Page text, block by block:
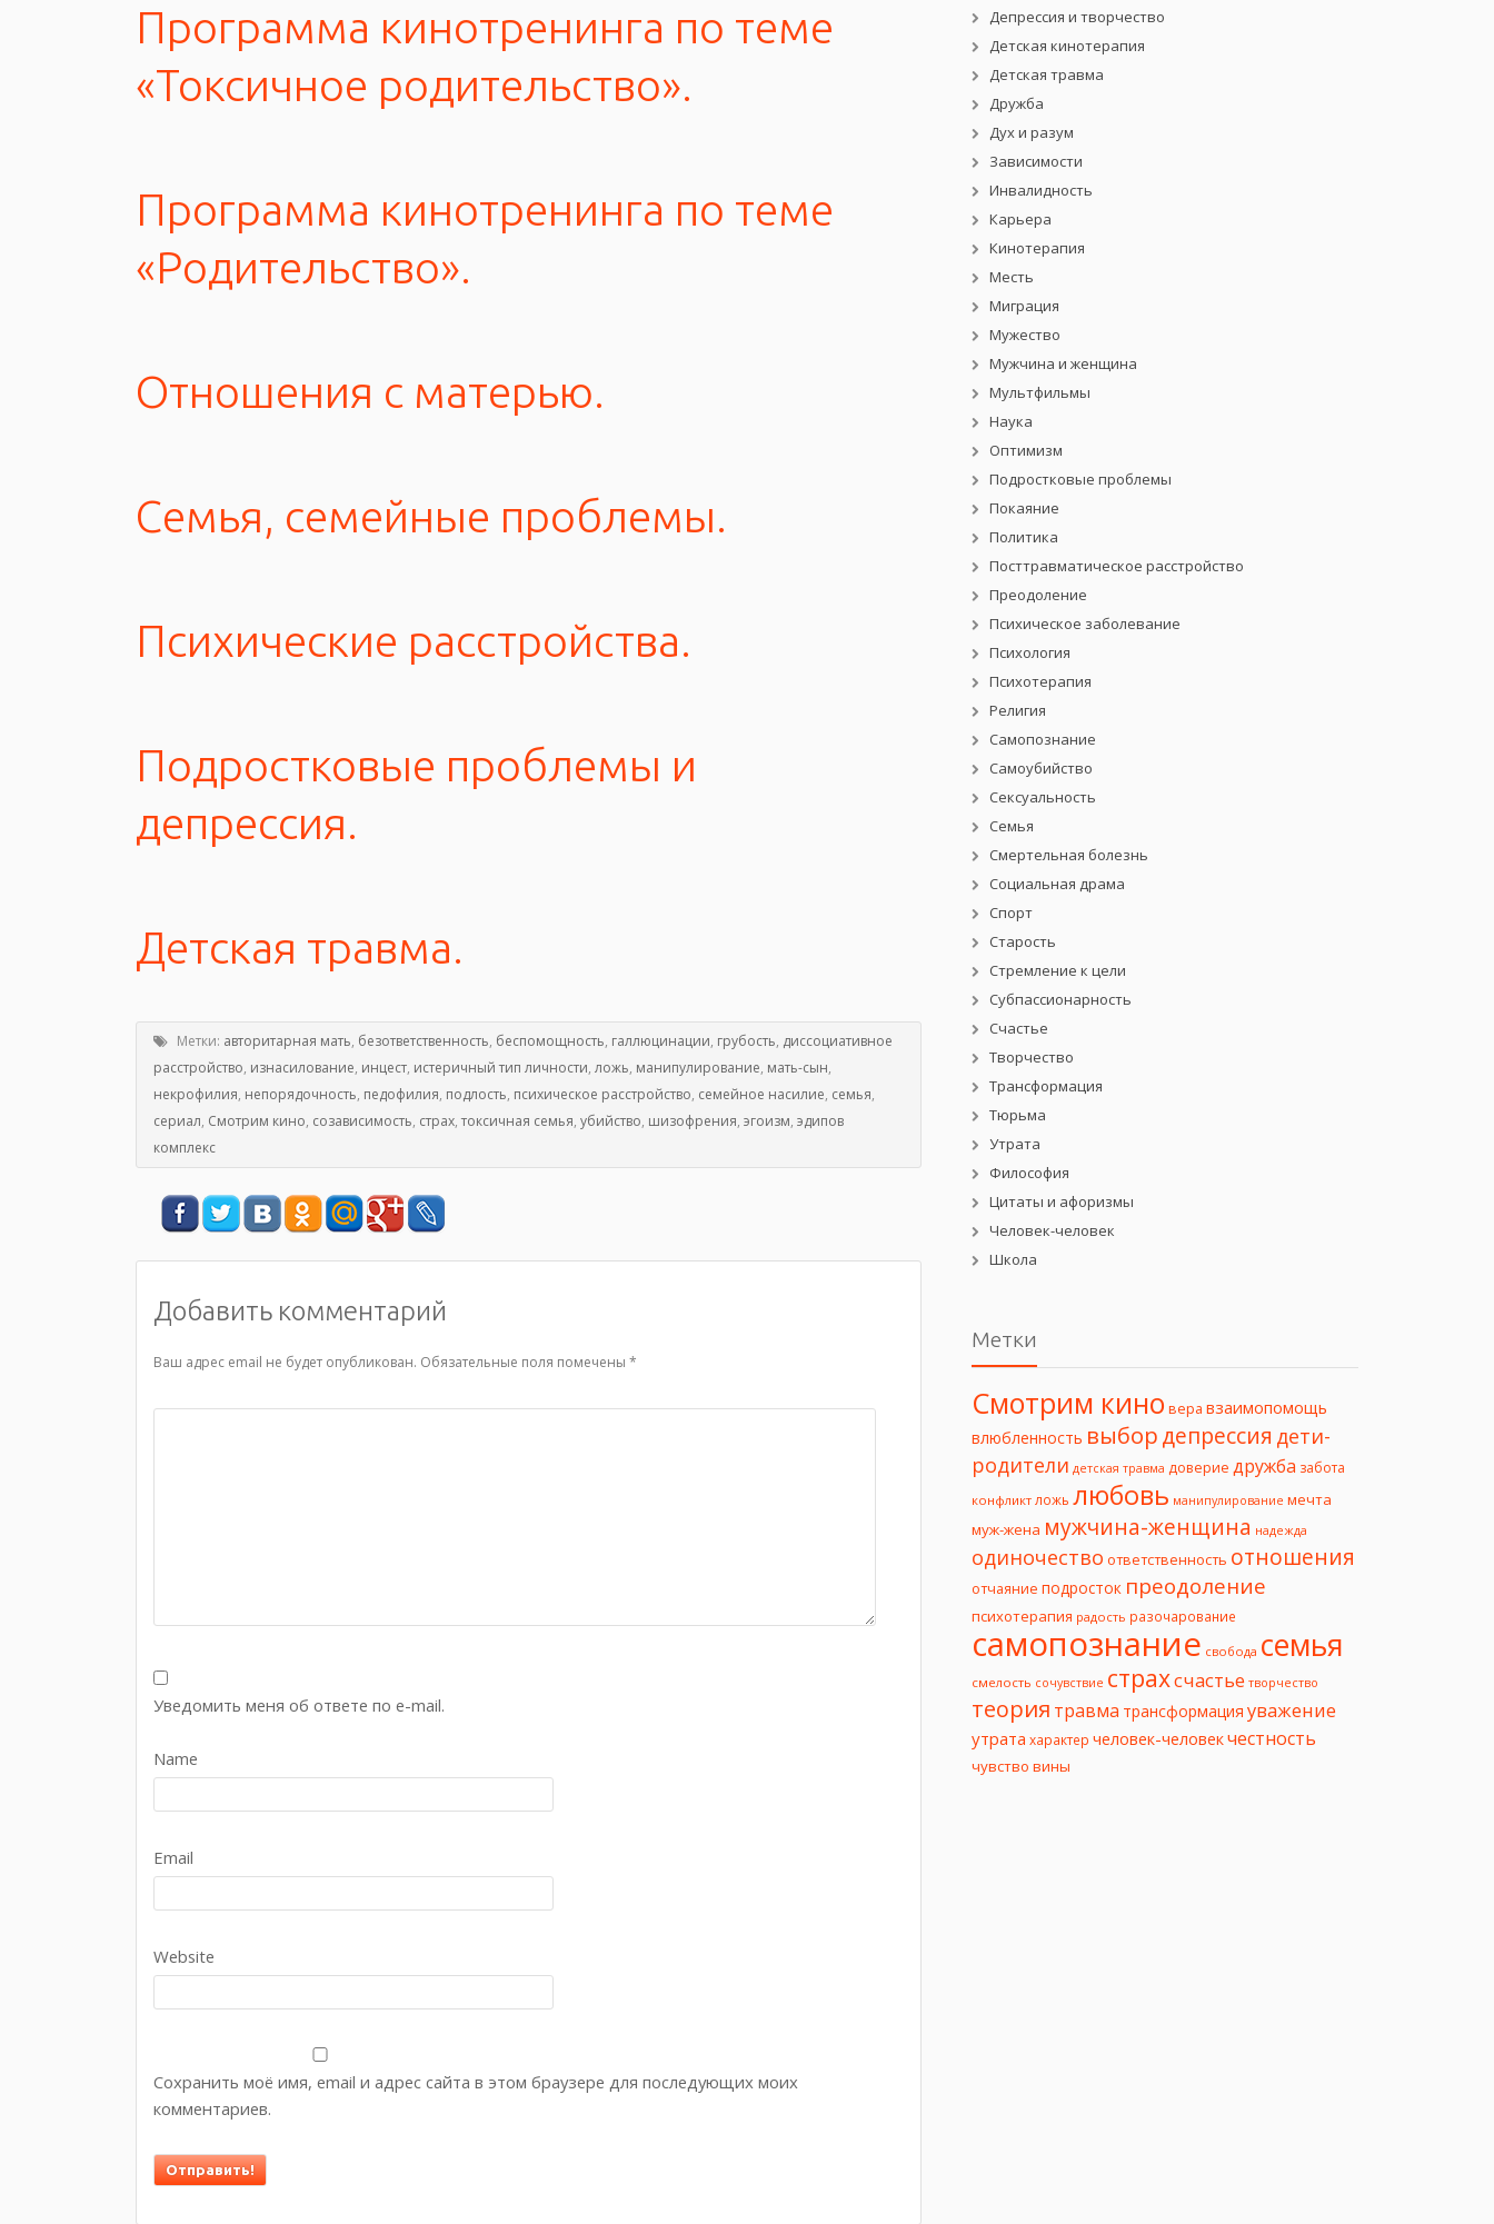
Программа кинотренинга по теме
«Токсичное родительство».
Программа кинотренинга по теме
«Родительство».
Отношения с матерью.
Семья, семейные проблемы.
Психические расстройства.
Подростковые проблемы и
депрессия.
Детская травма.
Метки: авторитарная мать, безответственность, беспомощность, галлюцинации, грубость, диссоциативное
расстройство, изнасилование, инцест, истеричный тип личности, ложь, манипулирование, мать-сын,
некрофилия, непорядочность, педофилия, подлость, психическое расстройство, семейное насилие, семья,
сериал, Смотрим кино, созависимость, страх,токсичная семья, убийство, шизофрения, эгоизм, эдипов
комплекс
Добавить комментарий
Ваш адрес email не будет опубликован. Обязательные поля помечены *
Уведомить меня об ответе по e-mail.
Name
Email
Website
Сохранить моё имя, email и адрес сайта в этом браузере для последующих моих
комментариев.
Депрессия и творчество
Детская кинотерапия
Детская травма
Дружба
Дух и разум
Зависимости
Инвалидность
Карьера
Кинотерапия
Месть
Миграция
Мужество
Мужчина и женщина
Мультфильмы
Наука
Оптимизм
Подростковые проблемы
Покаяние
Политика
Посттравматическое расстройство
Преодоление
Психическое заболевание
Психология
Психотерапия
Религия
Самопознание
Самоубийство
Сексуальность
Семья
Смертельная болезнь
Социальная драма
Спорт
Старость
Стремление к цели
Субпассионарность
Счастье
Творчество
Трансформация
Тюрьма
Утрата
Философия
Цитаты и афоризмы
Человек-человек
Школа
Метки
Смотрим кино вера взаимопомощь
влюбленность выбордепрессия дети-
родители детская травма доверие дружба забота
конфликт ложь любовь манипулирование мечта
муж-жена мужчина-женщина надежда
одиночество ответственность отношения
отчаяние подросток преодоление
психотерапия радость разочарование
самопознание свобода семья
смелость сочувствие страхсчастье творчество
теория травма трансформация уважение
утрата характер человек-человекчестность
чувство вины